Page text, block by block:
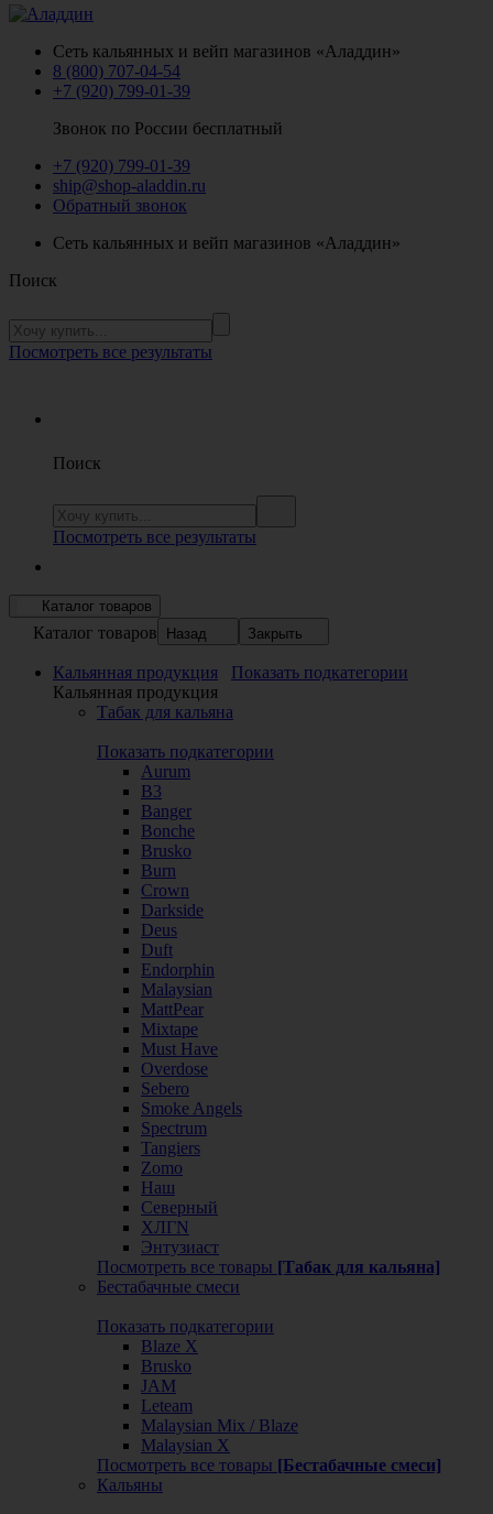
Сеть кальянных и вейп магазинов «Аладдин»
8 (800) 707-04-54
+7 (920) 799-01-39
Звонок по России бесплатный
+7 (920) 799-01-39
ship@shop-aladdin.ru
Обратный звонок
Сеть кальянных и вейп магазинов «Аладдин»
Поиск
Посмотреть все результаты
Поиск
Посмотреть все результаты
Каталог товаров
Каталог товаров Назад Закрыть
Кальянная продукция
Показать подкатегории
Кальянная продукция
Табак для кальяна
Показать подкатегории
Aurum
B3
Banger
Bonche
Brusko
Burn
Crown
Darkside
Deus
Duft
Endorphin
Malaysian
MattPear
Mixtape
Must Have
Overdose
Sebero
Smoke Angels
Spectrum
Tangiers
Zomo
Наш
Северный
ХЛГN
Энтузиаст
Посмотреть все товары [Табак для кальяна]
Бестабачные смеси
Показать подкатегории
Blaze X
Brusko
JAM
Leteam
Malaysian Mix / Blaze
Malaysian X
Посмотреть все товары [Бестабачные смеси]
Кальяны